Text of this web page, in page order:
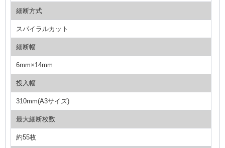
細断方式
スパイラルカット
細断幅
6mm×14mm
投入幅
310mm(A3サイズ)
最大細断枚数
約55枚